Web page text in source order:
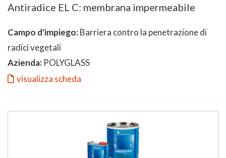
Antiradice EL C: membrana impermeabile
Campo d'impiego:Barriera contro la penetrazione di
radici vegetali
Azienda: POLYGLASS
visualizza scheda